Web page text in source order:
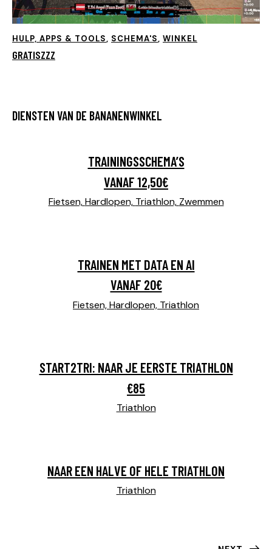
HULP, APPS & TOOLS, SCHEMA'S, WINKEL
GRATISZZZ
DIENSTEN VAN DE BANANENWINKEL
TRAININGSSCHEMA’S
VANAF 12,50€
Fietsen,Hardlopen, Triathlon, Zwemmen
TRAINEN MET DATA EN AI
VANAF 20€
Fietsen,Hardlopen, Triathlon
START2TRI: NAAR JE EERSTE TRIATHLON
€85
Triathlon
NAAR EEN HALVE OF HELE TRIATHLON
Triathlon